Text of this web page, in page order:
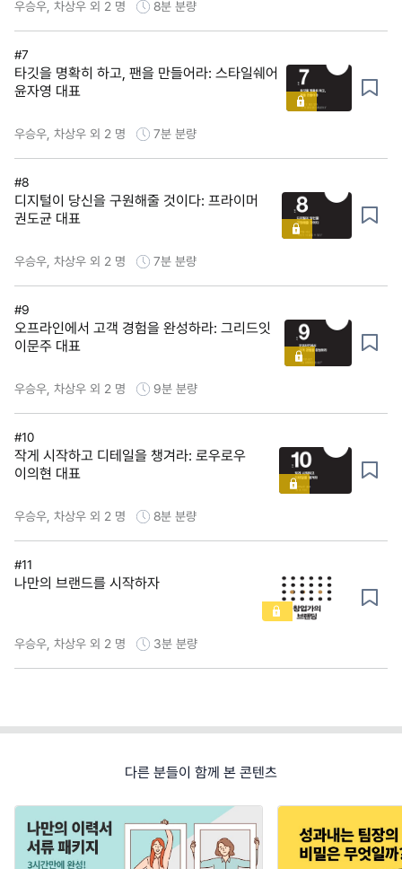
우승우, 차상우 외 2 명 8분 분량
#7
타깃을 명확히 하고, 팬을 만들어라: 스타일쉐어
윤자영 대표
우승우, 차상우 외 2 명 7분 분량
#8
디지털이 당신을 구원해줄 것이다: 프라이머
권도균 대표
우승우, 차상우 외 2 명 7분 분량
#9
오프라인에서 고객 경험을 완성하라: 그리드잇
이문주 대표
우승우, 차상우 외 2 명 9분 분량
#10
작게 시작하고 디테일을 챙겨라: 로우로우
이의현 대표
우승우, 차상우 외 2 명 8분 분량
#11
나만의 브랜드를 시작하자
우승우, 차상우 외 2 명 3분 분량
다른 분들이 함께 본 콘텐츠